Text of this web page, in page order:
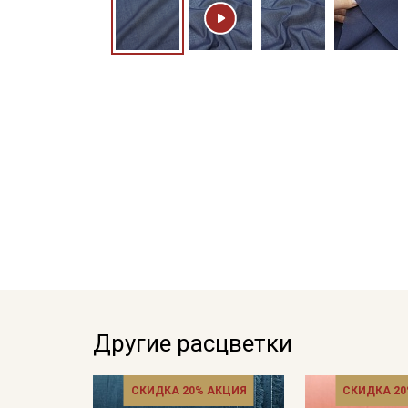
Другие расцветки
СКИДКА 20% АКЦИЯ СКИДКА